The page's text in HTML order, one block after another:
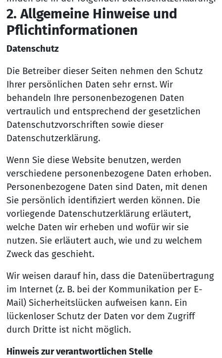
2. All­gem­eine Hin­weise und
Pflicht­in­formationen
Datenschutz
Die Betreiber dieser Seiten nehmen den Schutz
Ihrer persönlichen Daten sehr ernst. Wir
behandeln Ihre personenbezogenen Daten
vertraulich und entsprechend der gesetzlichen
Datenschutzvorschriften sowie dieser
Datenschutzerklärung.
Wenn Sie diese Website benutzen, werden
verschiedene personenbezogene Daten erhoben.
Personenbezogene Daten sind Daten, mit denen
Sie persönlich identifiziert werden können. Die
vorliegende Datenschutzerklärung erläutert,
welche Daten wir erheben und wofür wir sie
nutzen. Sie erläutert auch, wie und zu welchem
Zweck das geschieht.
Wir weisen darauf hin, dass die Datenübertragung
im Internet (z. B. bei der Kommunikation per E-
Mail) Sicherheitslücken aufweisen kann. Ein
lückenloser Schutz der Daten vor dem Zugriff
durch Dritte ist nicht möglich.
Hinweis zur verantwortlichen Stelle